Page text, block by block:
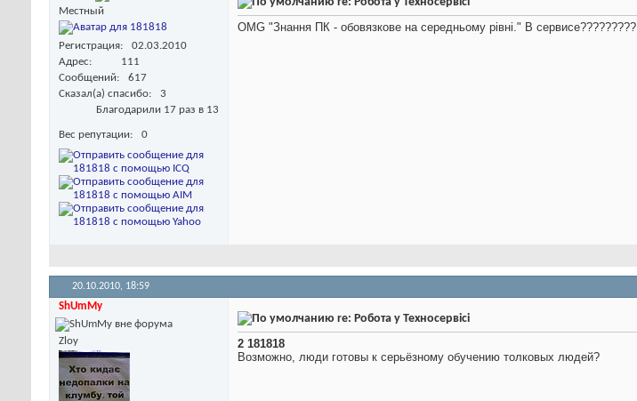
Местный
Регистрация
02.03.2010
Адрес
111
Сообщений
617
Сказал(а) спасибо
3
Благодарили 17 раз в 13
Вес репутации 0
OMG "Знання ПК - обовязкове на середньому рівні." В сервисе?????????
20.10.2010, 18:59
ShUmMy
Zloy
re: Робота у Техносервісі
2 181818
Возможно, люди готовы к серьёзному обучению толковых людей?